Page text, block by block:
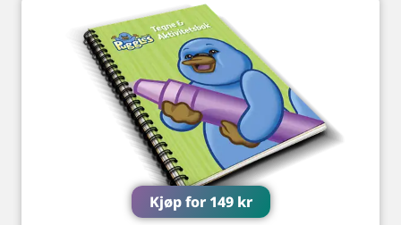
Kjøp for 149 kr